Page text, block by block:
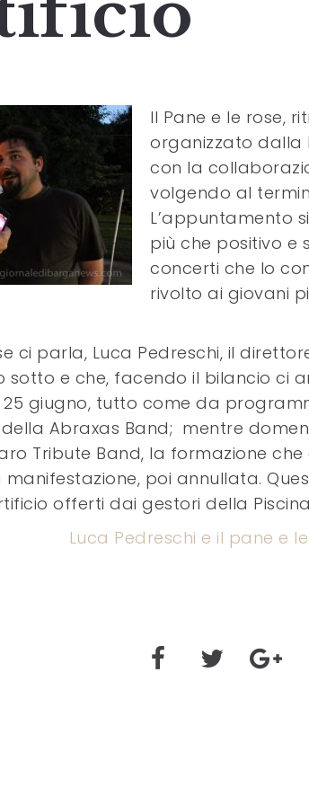
Il Pane e le rose,
organizzato dalla
con la
volgendo al
L’appuntamento
più che positivo
concerti che lo
rivolto ai giovani
ci parla, Luca Pedreschi, il
e che, facendo il bilancio ci
giugno, tutto come da
Abraxas Band; mentre
Tribute Band, la formazione
poi annullata.
offerti dai gestori della
Luca Pedreschi e il pane e